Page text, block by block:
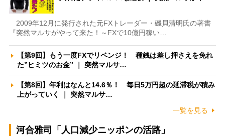
2009年12月に発行された元FXトレーダー・磯貝清明氏の著書
『突然マルサがやって来た！～FXで10億円稼い…
【第9回】もう一度FXでリベンジ！ 種銭は差し押さえを免れ
た”ヒミツのお金” ｜ 突然マルサ…
【第8回】年利はなんと14.6％！ 毎日5万円超の延滞税が積み
上がっていく ｜ 突然マルサ…
一覧を見る
河合雅司「人口減少ニッポンの活路」